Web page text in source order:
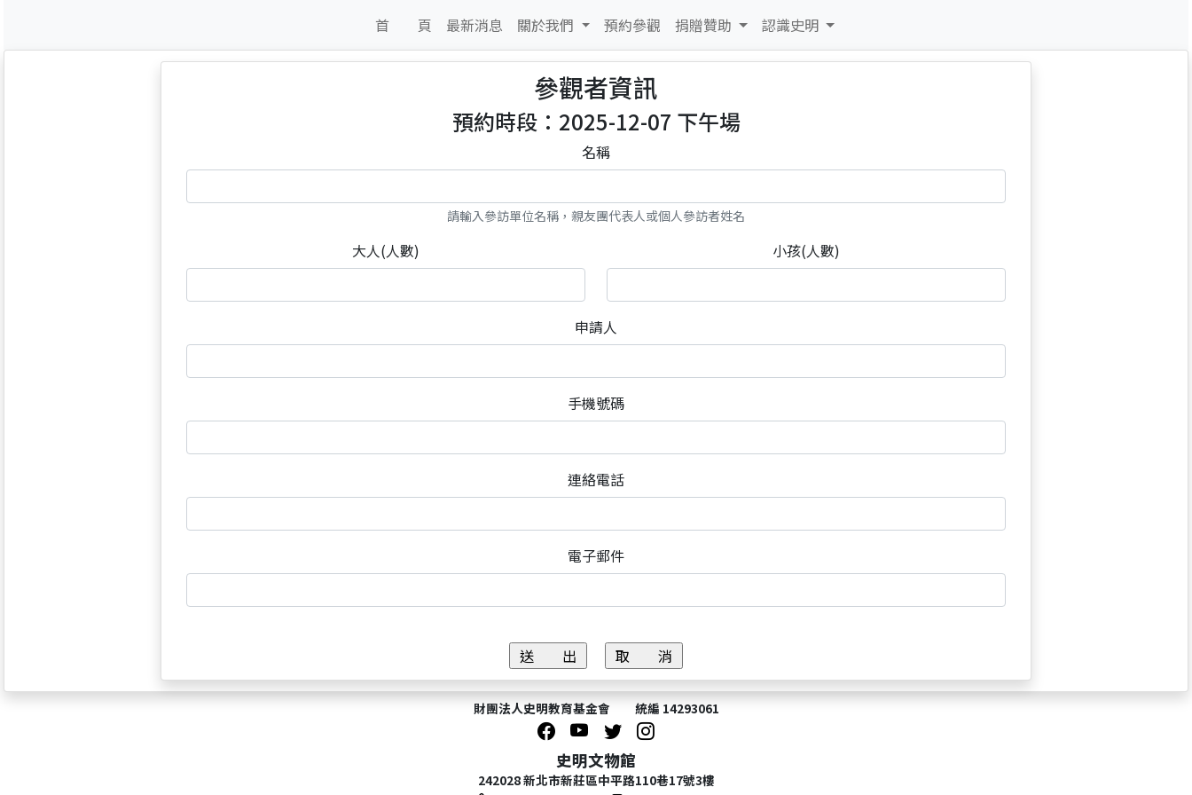
首 頁 最新消息 關於我們 預約參觀 捐贈贊助 認識史明
參觀者資訊
預約時段：2025-12-07 下午場
名稱
請輸入參訪單位名稱，親友團代表人或個人參訪者姓名
大人(人數) 小孩(人數)
申請人
手機號碼
連絡電話
電子郵件
財團法人史明教育基金會 統編 14293061
史明文物館
242028 新北市新莊區中平路110巷17號3樓